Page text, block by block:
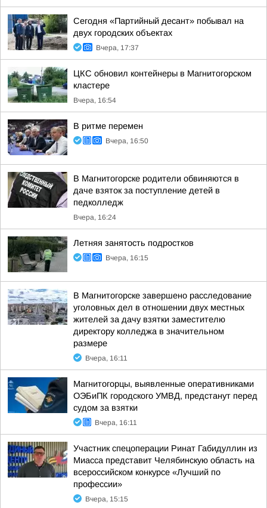
Сегодня «Партийный десант» побывал на
двух городских объектах
Вчера, 17:37
ЦКС обновил контейнеры в Магнитогорском
кластере
Вчера, 16:54
В ритме перемен
Вчера, 16:50
В Магнитогорске родители обвиняются в
даче взяток за поступление детей в
педколледж
Вчера, 16:24
Летняя занятость подростков
Вчера, 16:15
В Магнитогорске завершено расследование
уголовных дел в отношении двух местных
жителей за дачу взятки заместителю
директору колледжа в значительном
размере
Вчера, 16:11
Магнитогорцы, выявленные оперативниками
ОЭБиПК городского УМВД, предстанут перед
судом за взятки
Вчера, 16:11
Участник спецоперации Ринат Габидуллин из
Миасса представит Челябинскую область на
всероссийском конкурсе «Лучший по
профессии»
Вчера, 15:15